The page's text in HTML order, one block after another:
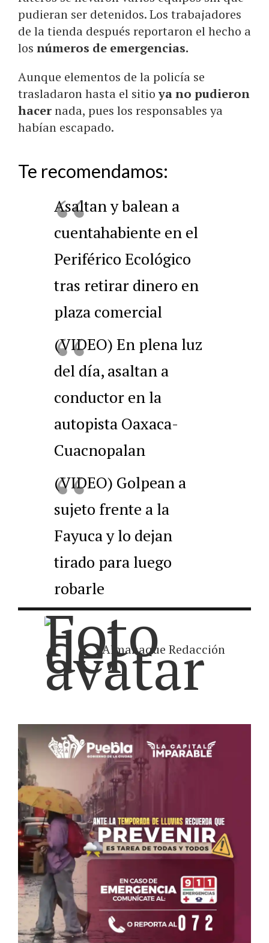
pudieran ser detenidos. Los trabajadores
de la tienda después reportaron el hecho a
los números de emergencias.
Aunque elementos de la policía se
trasladaron hasta el sitioya no pudieron
hacernada, pues los responsables ya
habían escapado.
Te recomendamos:
Asaltan y balean a
cuentahabiente en el
Periférico Ecológico
tras retirar dinero en
plaza comercial
(VIDEO) En plena luz
del día, asaltan a
conductor en la
autopista Oaxaca-
Cuacnopalan
(VIDEO) Golpean a
sujeto frente a la
Fayuca y lo dejan
tirado para luego
robarle
Almanaque Redacción